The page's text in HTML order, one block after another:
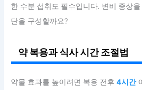
한 수분 섭취도 필수입니다. 변비 증상
단을 구성할까요?
약 복용과 식사 시간 조절법
약물 효과를 높이려면 복용 전후4시간